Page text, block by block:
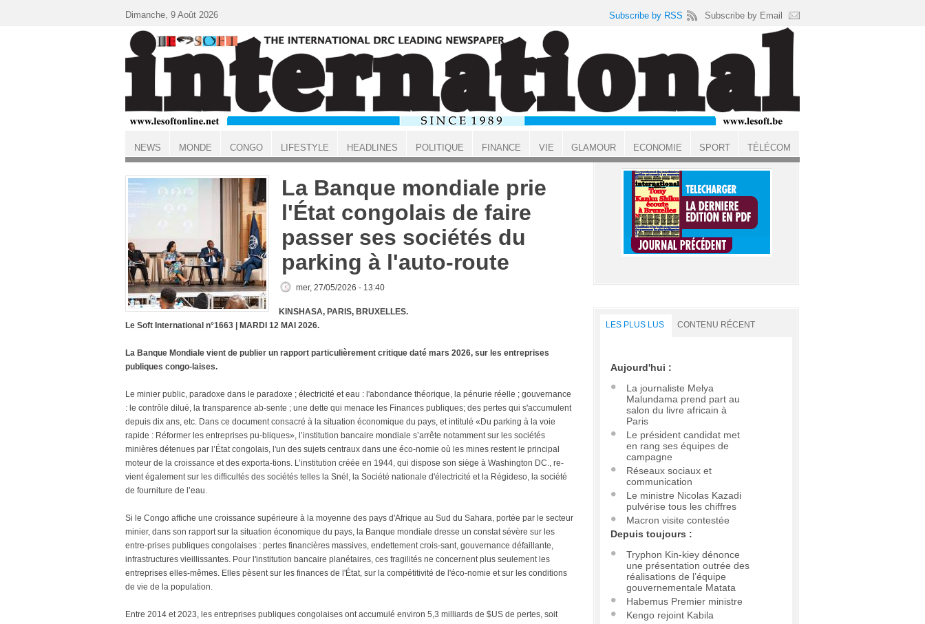
ACCUEIL
La Banque mondiale prie
l'État congolais de faire
passer ses sociétés du
parking à l'auto-route
mer, 27/05/2026 - 13:40
KINSHASA, PARIS, BRUXELLES.
Le Soft International n°1663 | MARDI 12 MAI 2026.
La Banque Mondiale vient de publier un rapport particulièrement critique daté mars 2026, sur les entreprises
publiques congo-laises.
Le minier public, paradoxe dans le paradoxe ; électricité et eau : l'abondance théorique, la pénurie réelle ; gouvernance
: le contrôle dilué, la transparence ab-sente ; une dette qui menace les Finances publiques; des pertes qui s'accumulent
depuis dix ans, etc. Dans ce document consacré à la situation économique du pays, et intitulé «Du parking à la voie
rapide : Réformer les entreprises pu-bliques», l’institution bancaire mondiale s’arrête notamment sur les sociétés
minières détenues par l’État congolais, l'un des sujets centraux dans une éco-nomie où les mines restent le principal
moteur de la croissance et des exporta-tions. L’institution créée en 1944, qui dispose son siège à Washington DC., re-
vient également sur les difficultés des sociétés telles la Snél, la Société nationale d'électricité et la Régideso, la société
de fourniture de l’eau.
Si le Congo affiche une croissance supérieure à la moyenne des pays d'Afrique au Sud du Sahara, portée par le secteur
minier, dans son rapport sur la situation économique du pays, la Banque mondiale dresse un constat sévère sur les
entre-prises publiques congolaises : pertes financières massives, endettement crois-sant, gouvernance défaillante,
infrastructures vieillissantes. Pour l'institution bancaire planétaires, ces fragilités ne concernent plus seulement les
entreprises elles-mêmes. Elles pèsent sur les finances de l'État, sur la compétitivité de l'éco-nomie et sur les conditions
de vie de la population.
Entre 2014 et 2023, les entreprises publiques congolaises ont accumulé environ 5,3 milliards de $US de pertes, soit
LES PLUS LUS CONTENU RÉCENT
Aujourd'hui :
La journaliste Melya
Malundama prend part au
salon du livre africain à
Paris
Le président candidat met
en rang ses équipes de
campagne
Réseaux sociaux et
communication
Le ministre Nicolas Kazadi
pulvérise tous les chiffres
Macron visite contestée
Depuis toujours :
Tryphon Kin-kiey dénonce
une présentation outrée des
réalisations de l’équipe
gouvernementale Matata
Habemus Premier ministre
Kengo rejoint Kabila
Dimanche, 9 Août 2026 Subscribe by RSS Subscribe by Email
NEWS MONDE CONGO LIFESTYLE HEADLINES POLITIQUE FINANCE VIE GLAMOUR ECONOMIE SPORT TÉLÉCOM